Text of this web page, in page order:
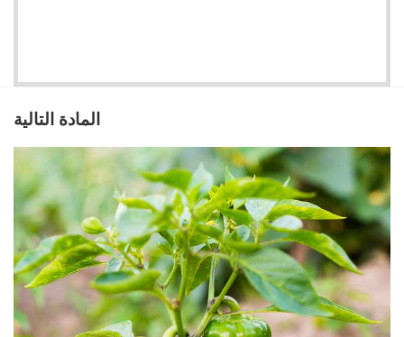
المادة التالية